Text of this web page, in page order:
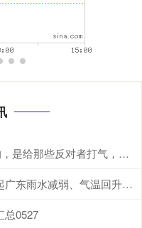
天盈资本 美国放“烟雾弹”的真正目的，是给那些反对者打气，同时给中英关系添堵
九八策略 今日粤东仍有大雨，周三起广东雨水减弱、气温回升 | 天气早知道
总0527